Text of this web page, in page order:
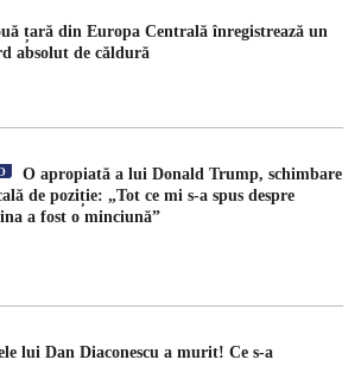
țară din Europa Centrală înregistrează un
absolut de căldură
O apropiată a lui Donald Trump, schimbare
de poziție: „Tot ce mi s-a spus despre
a fost o minciună”
lui Dan Diaconescu a murit! Ce s-a